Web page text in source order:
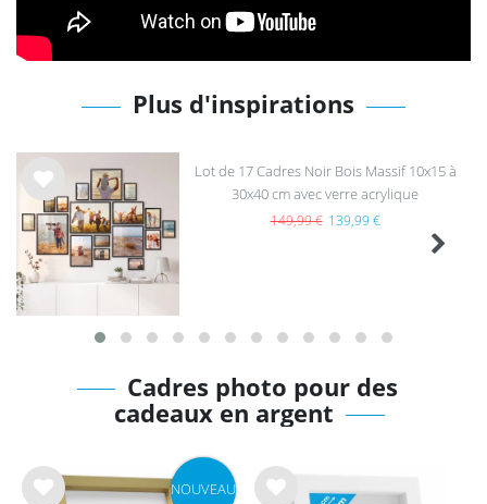
Plus d'inspirations
List
e de
sou
hait
s
Lot de 17 Cadres Noir Bois Massif 10x15 à
30x40 cm avec verre acrylique
149,99 € 139,99 €
Cadres photo pour des
cadeaux en argent
NOUVEAU